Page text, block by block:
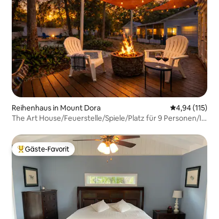
Reihenhaus in Mount Dora
4,94 (115)
The Art House/Feuerstelle/Spiele/Platz für 9 Personen/In
Beliebter Gäste-Favorit.
Gäste-Favorit